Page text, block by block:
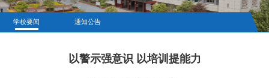
学校要闻 通知公告
以警示强意识 以培训提能力